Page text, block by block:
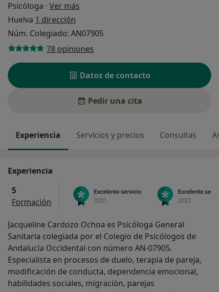
Psicóloga · Ver más
Huelva 1 dirección
Núm. Colegiado: AN07905
78 opiniones
Datos de contacto
Pedir una cita
Experiencia Servicios y precios Consultas
Experiencia
5
Formación
Jacqueline Cardozo Ochoa es Psicóloga General
Sanitaria colegiada por el Colegio de Psicólogos de
Andalucía Occidental con número AN-07905.
Especialista en procesos de duelo, terapia de pareja,
modificación de conducta, dependencia emocional,
habilidades sociales, migración, parejas